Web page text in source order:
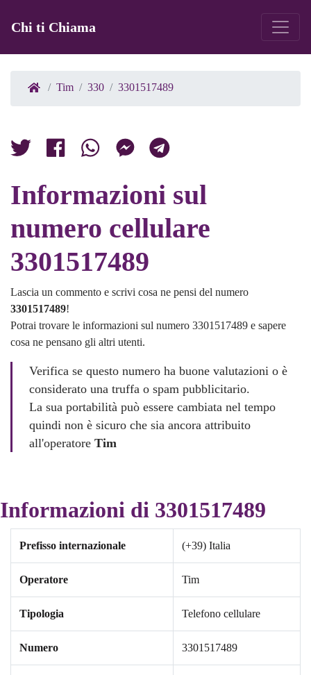
Chi ti Chiama
Tim 330 3301517489
Informazioni sul
numero cellulare
3301517489
Lascia un commento e scrivi cosa ne pensi del numero
3301517489!
Potrai trovare le informazioni sul numero 3301517489 e sapere
cosa ne pensano gli altri utenti.
Verifica se questo numero ha buone valutazioni o è
considerato una truffa o spam pubblicitario.
La sua portabilità può essere cambiata nel tempo
quindi non è sicuro che sia ancora attribuito
all'operatoreTim
Informazioni di 3301517489
Prefisso internazionale (+39) Italia
Operatore Tim
Tipologia Telefono cellulare
Numero 3301517489